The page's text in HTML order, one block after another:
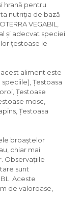
hrană pentru
nutriția de bază
VEGABIL,
și adecvat speciei
țestoase le
aliment este
Țestoasa
Țestoase
mosc,
Țestoasa
broaștelor
chiar mai
Observațiile
sunt
Aceste
de valoroase,